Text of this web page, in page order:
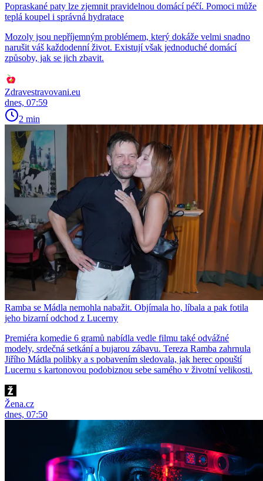
Popraskané paty lze zjemnit pravidelnou domácí péčí. Pomoci může
teplá koupel i správná hydratace
Mozoly jsou nepříjemným problémem, který dokáže velmi snadno
narušit váš každodenní život. Existují však jednoduché domácí
způsoby, jak se jich zbavit.
Zdravestravovani.eu
dnes, 07:59
2 min
Ramba se Mádla nemohla nabažit. Objímala ho, líbala a pak fotila
jeho bizarní odchod z Lucerny
Premiéra komedie 6 gramů nabídla vedle filmu také odvážné
modely, srdečná setkání a bujarou zábavu. Tereza Ramba zahrnula
Jiřího Mádla polibky a s pobavením sledovala, jak herec opouští
Lucernu s kartonovou podobiznou sebe samého v životní velikosti.
Žena.cz
dnes, 07:50